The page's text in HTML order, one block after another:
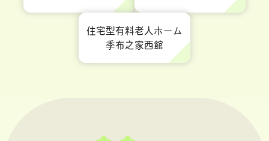
住宅型有料老人ホーム
季布之家西館